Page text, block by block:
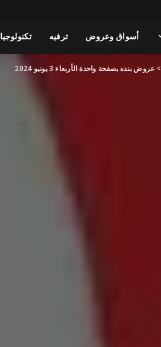
أسواق وعروض ترفيه تكنولوجيا
> عروض بنده بصفحة واحدة الأربعاء 3 يونيو 2024